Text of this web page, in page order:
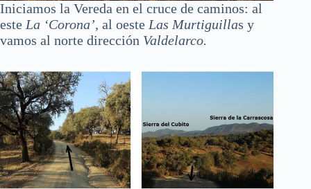
Iniciamos la Vereda en el cruce de caminos: al
este La ‘Corona’, al oeste Las Murtiguillas y
vamos al norte dirección Valdelarco.